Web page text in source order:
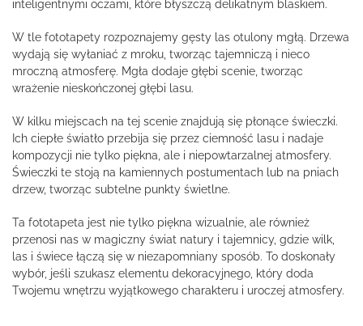
inteligentnymi oczami, które błyszczą delikatnym blaskiem.
W tle fototapety rozpoznajemy gęsty las otulony mgłą. Drzewa
wydają się wyłaniać z mroku, tworząc tajemniczą i nieco
mroczną atmosferę. Mgła dodaje głębi scenie, tworząc
wrażenie nieskończonej głębi lasu.
W kilku miejscach na tej scenie znajdują się płonące świeczki.
Ich ciepłe światło przebija się przez ciemność lasu i nadaje
kompozycji nie tylko piękna, ale i niepowtarzalnej atmosfery.
Świeczki te stoją na kamiennych postumentach lub na pniach
drzew, tworząc subtelne punkty świetlne.
Ta fototapeta jest nie tylko piękna wizualnie, ale również
przenosi nas w magiczny świat natury i tajemnicy, gdzie wilk,
las i świece łączą się w niezapomniany sposób. To doskonały
wybór, jeśli szukasz elementu dekoracyjnego, który doda
Twojemu wnętrzu wyjątkowego charakteru i uroczej atmosfery.